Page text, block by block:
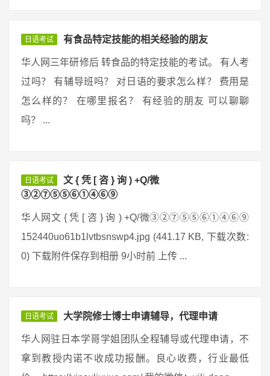
日语考试 有食品特定技能的相关经验的朋友
华人网三年研修后 转食品的特定技能的考试。 有人考
过吗？ 有辅导班吗？ 对日语的要求怎么样？ 费用是
怎么样的？ 在哪里报名？ 有经验的朋友 可以聊聊
吗？ ...
日语考试
文 { 凭 [ 咨 } 询 ) +Q/微
③②⑦⑤⑤⑥①④⑥⑨
华人网文 { 凭 [ 咨 } 询 ) +Q/微③②⑦⑤⑤⑥①④⑥⑨
152440uo61b1lvtbsnswp4.jpg (441.17 KB, 下载次数:
0) 下载附件保存到相册 9小时前 上传 ...
日语考试 大学院修士博士申请辅导，代理申请
华人网驻日本学哥学姐团队全程辅导或代理申请，不
拿到教授内诺不收成功报酬。良心收费，行业最低